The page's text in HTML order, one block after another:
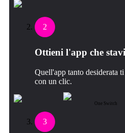
2
Ottieni l'app che
Quell'app tanto desiderata
con un clic.
One Switch
3